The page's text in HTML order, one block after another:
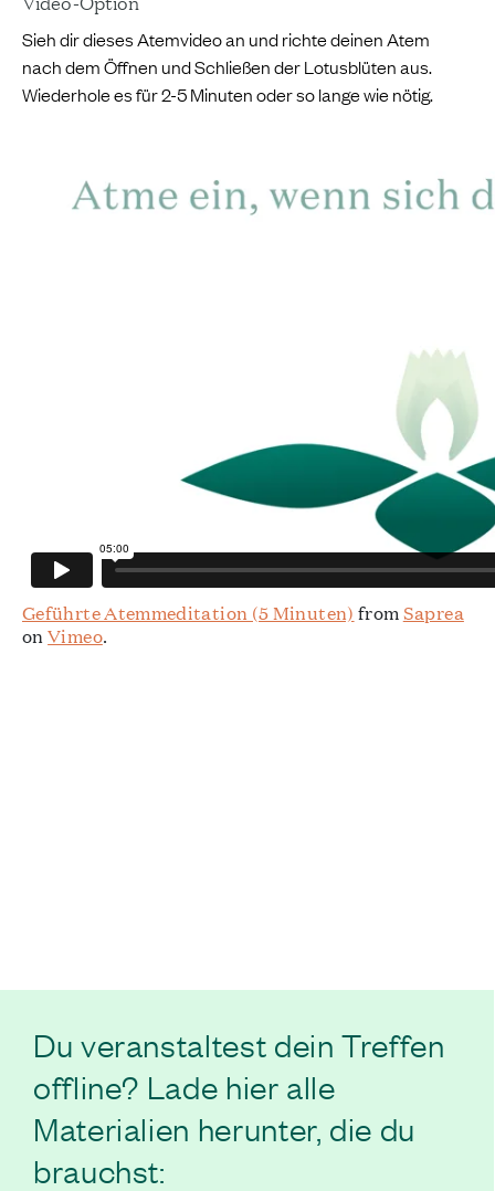
Sieh dir dieses Atemvideo an und richte deinen Atem
nach dem Öffnen und Schließen der Lotusblüten aus.
Wiederhole es für 2-5 Minuten oder so lange wie nötig.
Geführte Atemmeditation (5 Minuten) fromSaprea
onVimeo.
Du veranstaltest dein Treffen
offline? Lade hier alle
Materialien herunter, die du
brauchst: